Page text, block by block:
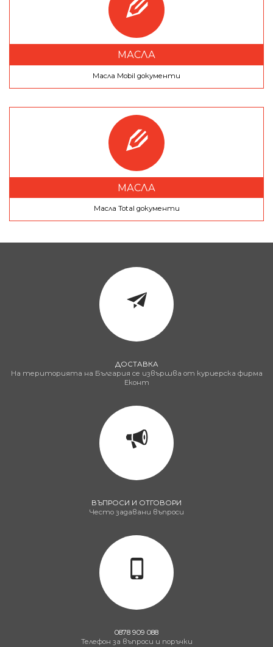
МАСЛА
Масла Mobil документи
МАСЛА
Масла Total документи
ДОСТАВКА
На територията на България се извършва от куриерска фирма
Еконт
ВЪПРОСИ И ОТГОВОРИ
Често задавани въпроси
0878 909 088
Телефон за въпроси и поръчки